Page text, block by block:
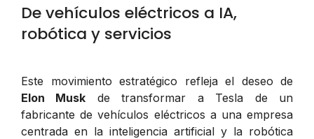
De vehículos eléctricos a IA,
robótica y servicios
Este movimiento estratégico refleja el deseo de
Elon Musk de transformar a Tesla de un
fabricante de vehículos eléctricos a una empresa
centrada en la inteligencia artificial y la robótica